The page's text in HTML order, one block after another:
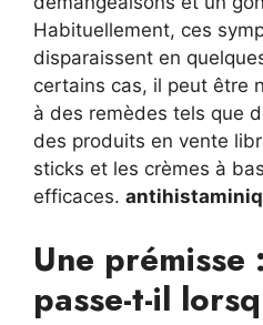
Habituellement, ces
disparaissent en
certains cas, il peut être
à des remèdes tels que
des produits en vente
sticks et les crèmes à
efficaces.
Une prémisse
passe-t-il